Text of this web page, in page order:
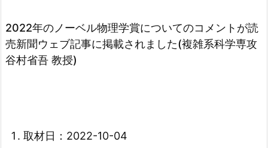
2022年のノーベル物理学賞についてのコメントが読
売新聞ウェブ記事に掲載されました(複雑系科学専攻
谷村省吾 教授)
取材日：2022-10-04